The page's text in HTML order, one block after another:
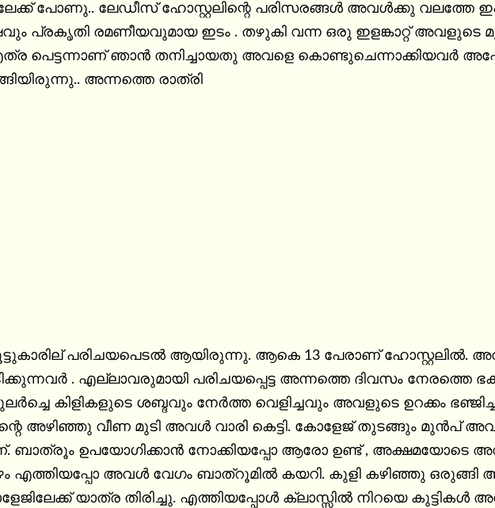
പോണു.. ലേഡീസ് ഹോസ്റ്റലിന്റെ പരിസരങ്ങൾ അവൾക്കു വലത്തേ
പ്രകൃതി രമണീയവുമായ ഇടം . തഴുകി വന്ന ഒരു ഇളങ്കാറ്റ് അവളുടെ
പെട്ടന്നാണ് ഞാൻ തനിച്ചായതു അവളെ കൊണ്ടുചെന്നാക്കിയവർ
അന്നത്തെ രാത്രി
പരിചയപെടൽ ആയിരുന്നു. ആകെ 13 പേരാണ് ഹോസ്റ്റലിൽ.
. എല്ലാവരുമായി പരിചയപ്പെട്ട അന്നത്തെ ദിവസം
കിളികളുടെ ശബ്ദവും നേർത്ത വെളിച്ചവും അവളുടെ ഉറക്കം
അഴിഞ്ഞു വീണ മുടി അവൾ വാരി കെട്ടി. കോളേജ് തുടങ്ങും മുൻപ്
ബാത്രൂം ഉപയോഗിക്കാൻ നോക്കിയപ്പോ ആരോ ഉണ്ട് , അക്ഷമയോടെ
അവൾ വേഗം ബാത്‌റൂമിൽ കയറി. കുളി കഴിഞ്ഞു ഒരുങ്ങി അവൾ കൂട്ടുകാരികളുടെ
യാത്ര തിരിച്ചു. എത്തിയപ്പോൾ ക്ലാസ്സിൽ നിറയെ കുട്ടികൾ